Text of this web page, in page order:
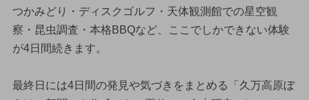
つかみどり・ディスクゴルフ・天体観測館での星空観
察・昆虫調査・本格BBQなど、ここでしかできない体験
が4日間続きます。
最終日には4日間の発見や気づきをまとめる「久万高原ぼ